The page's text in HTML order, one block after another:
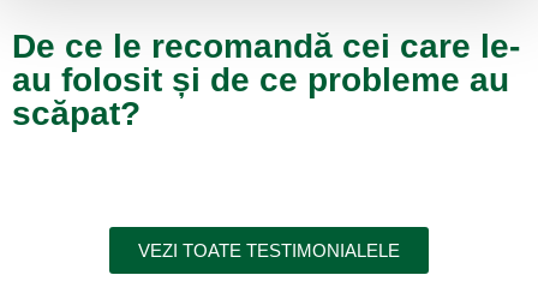
De ce le recomandă cei care le-
au folosit și de ce probleme au
scăpat?
VEZI TOATE TESTIMONIALELE